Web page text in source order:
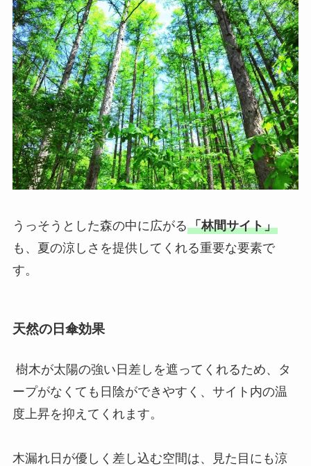
うっそうとした森の中に広がる「林間サイト」
も、夏の涼しさを提供してくれる重要な要素で
す。
天然の日傘効果
樹木が太陽の強い日差しを遮ってくれるため、タ
ープがなくても日陰ができやすく、サイト内の温
度上昇を抑えてくれます。
木漏れ日が優しく差し込む空間は、見た目にも涼